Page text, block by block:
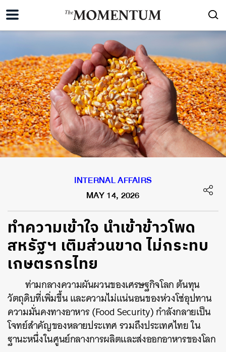
INTERNAL AFFAIRS
MAY 14, 2026
ทำความเข้าใจ นำเข้าข้าวโพด
สหรัฐฯ เติมส่วนขาด ไม่กระทบ
เกษตรกรไทย
ท่ามกลางความผันผวนของเศรษฐกิจโลก ต้นทุน
วัตถุดิบที่เพิ่มขึ้น และความไม่แน่นอนของห่วงโซ่อุปทาน
ความมั่นคงทางอาหาร (Food Security) กำลังกลายเป็น
โจทย์สำคัญของหลายประเทศ รวมถึงประเทศไทย ใน
ฐานะหนึ่งในศูนย์กลางการผลิตและส่งออกอาหารของโลก